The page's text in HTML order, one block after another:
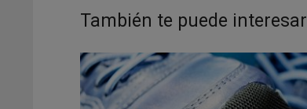
También te puede interesar